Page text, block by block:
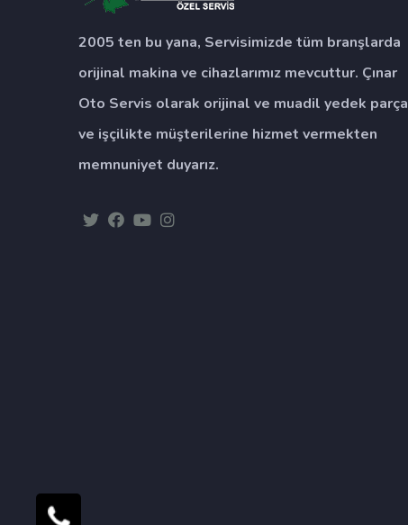
2005 ten bu yana, Servisimizde tüm branşlarda
orijinal makina ve cihazlarımız mevcuttur. Çınar
Oto Servis olarak orijinal ve muadil yedek parça
ve işçilikte müşterilerine hizmet vermekten
memnuniyet duyarız.